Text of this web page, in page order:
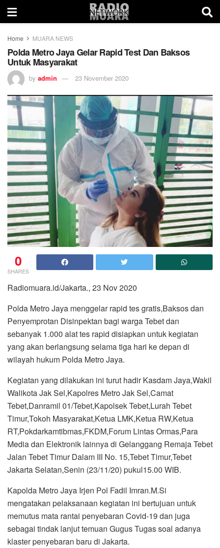
Home MUARA NEWS
Polda Metro Jaya Gelar Rapid Test Dan Baksos
Untuk Masyarakat
by admin 23 November 2020
0
SHARES
Radiomuara.id/Jakarta., 23 Nov 2020
Polda Metro Jaya menggelar rapid tes gratis,Baksos dan
Penyemprotan Disinpektan bagi warga Tebet dan
sebanyak 1.000 alat tes rapid disiapkan untuk kegiatan
yang akan berlangsung selama tiga hari ke depan di
wilayah hukum Polda Metro Jaya.
Kegiatan yang dilakukan ini turut hadir Kasdam Jaya,Wakil
Walikota Jak Sel,Kapolres Metro Jak Sel,Camat
Tebet,Danramil 01/Tebet,Kapolsek Tebet,Lurah Tebet
Timur,Tokoh Masyarakat,Ketua LMK,Ketua RW,Ketua
RT,Pokdarkamtibmas,FKDM,Forum Lintas Ormas,Para
Media dan Elektronik lainnya di Gelanggang Remaja Tebet
Jalan Tebet Timur Dalam III No. 15,Tebet Timur,Tebet
Jakarta Selatan,Senin (23/11/20) pukul15.00 WIB.
Kapolda Metro Jaya Irjen Pol Fadil Imran.M.Si
mengatakan pelaksanaan kegiatan ini bertujuan untuk
memutus mata rantai penyebaran Covid-19 dan juga
sebagai tindak lanjut temuan Gugus Tugas soal adanya
klaster penyebaran baru di Jakarta.